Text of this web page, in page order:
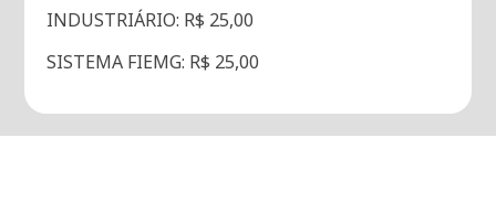
INDUSTRIÁRIO: R$ 25,00
SISTEMA FIEMG: R$ 25,00